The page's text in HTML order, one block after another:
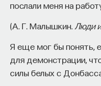
послали меня на
(А. Г. Малышкин. Люди
Я еще мог бы понять,
для демонстрации,
силы белых с
библейские тексты и
события, которые он
Это очень серьезный
«Повесть временных
разному. Тот же